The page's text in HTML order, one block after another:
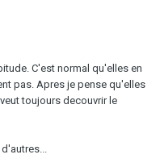
C'est normal qu'elles en
pas. Apres je pense qu'elles
toujours decouvrir le